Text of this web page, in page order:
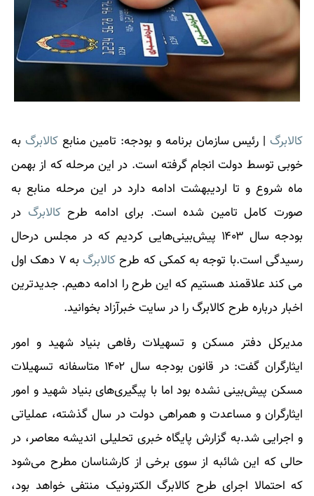
کالابرگ | رئیس سازمان برنامه و بودجه: تامین منابعکالابرگ به
خوبی توسط دولت انجام گرفته است. در این مرحله که از بهمن
ماه شروع و تا اردیبهشت ادامه دارد در این مرحله منابع به
صورت کامل تامین شده است. برای ادامه طرحکالابرگ در
بودجه سال ۱۴۰۳ پیش‌بینی‌هایی کردیم که در مجلس درحال
رسیدگی است.با توجه به کمکی که طرحکالابرگ
به ۷ دهک اول
می کند علاقمند هستیم که این طرح را ادامه دهیم. جدیدترین
اخبار درباره طرحکالابرگرا در سایت خبرآزاد بخوانید.
مدیرکل دفتر مسکن و تسهیلات رفاهی بنیاد شهید و امور
ایثارگران گفت: در قانون بودجه سال ۱۴۰۲ متاسفانه تسهیلات
مسکن پیش‌بینی نشده بود اما با پیگیری‌های بنیاد شهید و امور
ایثارگران و مساعدت و همراهی دولت در سال گذشته، عملیاتی
و اجرایی شد.به گزارش پایگاه خبری تحلیلی اندیشه معاصر، در
حالی که این شائبه از سوی برخی از کارشناسان مطرح می‌شود
که احتمالا اجرای طرح کالابرگ الکترونیک منتفی خواهد بود،